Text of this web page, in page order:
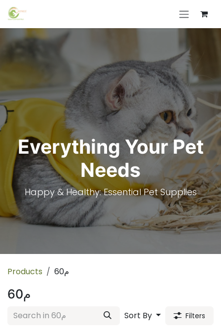
Skip to Content
Everything Your Pet
Needs
Happy & Healthy: Essential Pet Supplies
Products 60م
60م
Sort By Filters